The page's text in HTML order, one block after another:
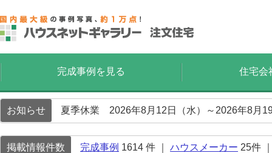
完成事例を見る 住宅会
お知らせ 夏季休業 2026年8月12日（水）～2026年8月
掲載情報件数 完成事例 1614 件 ｜ ハウスメーカー 25件